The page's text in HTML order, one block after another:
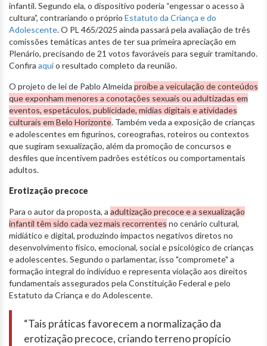
infantil. Segundo ela, o dispositivo poderia “engessar o acesso à
cultura”, contrariando o próprio Estatuto da Criança e do
Adolescente. O PL 465/2025 ainda passará pela avaliação de três
comissões temáticas antes de ter sua primeira apreciação em
Plenário, precisando de 21 votos favoráveis para seguir tramitando.
Confira aquio resultado completo da reunião.
O projeto de lei de Pablo Almeida proíbe a veiculação de conteúdos
que exponham menores a conotações sexuais ou adultizadas em
eventos, espetáculos, publicidade, mídias digitais e atividades
culturais em Belo Horizonte. Também veda a exposição de crianças
e adolescentes em figurinos, coreografias, roteiros ou contextos
que sugiram sexualização, além da promoção de concursos e
desfiles que incentivem padrões estéticos ou comportamentais
adultos.
Erotização precoce
Para o autor da proposta, a adultização precoce e a sexualização
infantil têm sido cada vez mais recorrentes no cenário cultural,
midiático e digital, produzindo impactos negativos diretos no
desenvolvimento físico, emocional, social e psicológico de crianças
e adolescentes. Segundo o parlamentar, isso "compromete" a
formação integral do indivíduo e representa violação aos direitos
fundamentais assegurados pela Constituição Federal e pelo
Estatuto da Criança e do Adolescente.
“Tais práticas favorecem a normalização da
erotização precoce, criando terreno propício